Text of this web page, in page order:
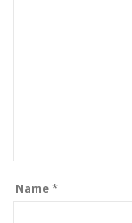
Name*